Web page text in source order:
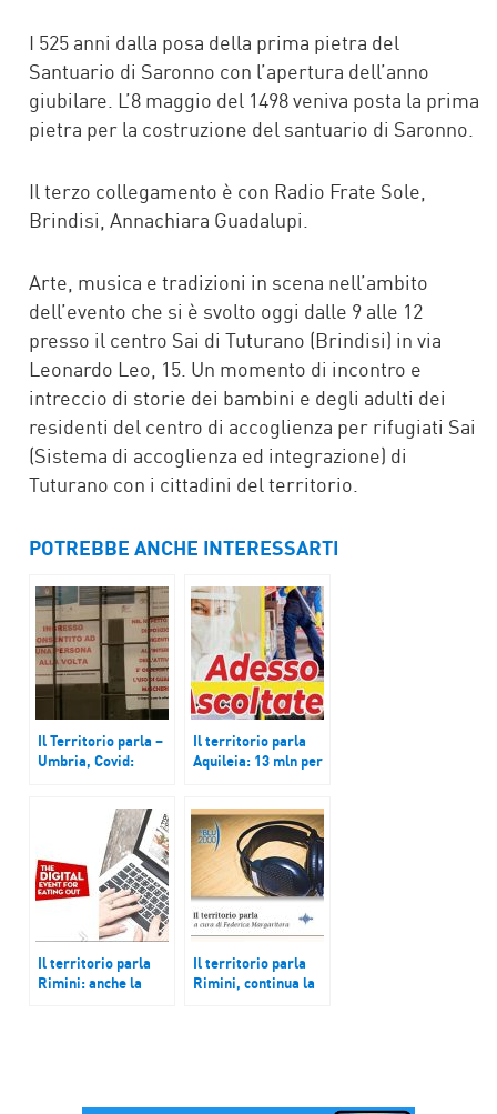
I 525 anni dalla posa della prima pietra del
Santuario di Saronno con l’apertura dell’anno
giubilare. L’8 maggio del 1498 veniva posta la prima
pietra per la costruzione del santuario di Saronno.
Il terzo collegamento è con Radio Frate Sole,
Brindisi, Annachiara Guadalupi.
Arte, musica e tradizioni in scena nell’ambito
dell’evento che si è svolto oggi dalle 9 alle 12
presso il centro Sai di Tuturano (Brindisi) in via
Leonardo Leo, 15. Un momento di incontro e
intreccio di storie dei bambini e degli adulti dei
residenti del centro di accoglienza per rifugiati Sai
(Sistema di accoglienza ed integrazione) di
Tuturano con i cittadini del territorio.
POTREBBE ANCHE INTERESSARTI
Il Territorio parla –
Umbria, Covid:
progetto biblioteca
per disabili; Puglia:
caos scuola, scontro
Emiliano-Codacons
Il territorio parla
Aquileia: 13 mln per
Umbria: i sindacati
si mobilitano per
precari e
pensionati; Puglia:
LegalItria, festival
diffuso della legalità
Il territorio parla
Rimini: anche la
Il territorio parla
Rimini, continua la